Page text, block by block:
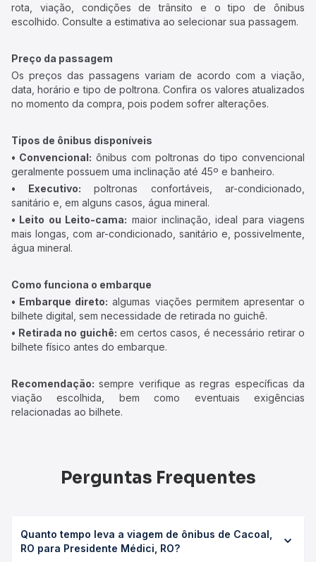
rota, viação, condições de trânsito e o tipo de ônibus
escolhido. Consulte a estimativa ao selecionar sua passagem.
Preço da passagem
Os preços das passagens variam de acordo com a viação,
data, horário e tipo de poltrona. Confira os valores atualizados
no momento da compra, pois podem sofrer alterações.
Tipos de ônibus disponíveis
• Convencional: ônibus com poltronas do tipo convencional
geralmente possuem uma inclinação até 45º e banheiro.
• Executivo: poltronas confortáveis, ar-condicionado,
sanitário e, em alguns casos, água mineral.
• Leito ou Leito-cama: maior inclinação, ideal para viagens
mais longas, com ar-condicionado, sanitário e, possivelmente,
água mineral.
Como funciona o embarque
• Embarque direto: algumas viações permitem apresentar o
bilhete digital, sem necessidade de retirada no guichê.
• Retirada no guichê: em certos casos, é necessário retirar o
bilhete físico antes do embarque.
Recomendação: sempre verifique as regras específicas da
viação escolhida, bem como eventuais exigências
relacionadas ao bilhete.
Perguntas Frequentes
Quanto tempo leva a viagem de ônibus de Cacoal,
RO para Presidente Médici, RO?